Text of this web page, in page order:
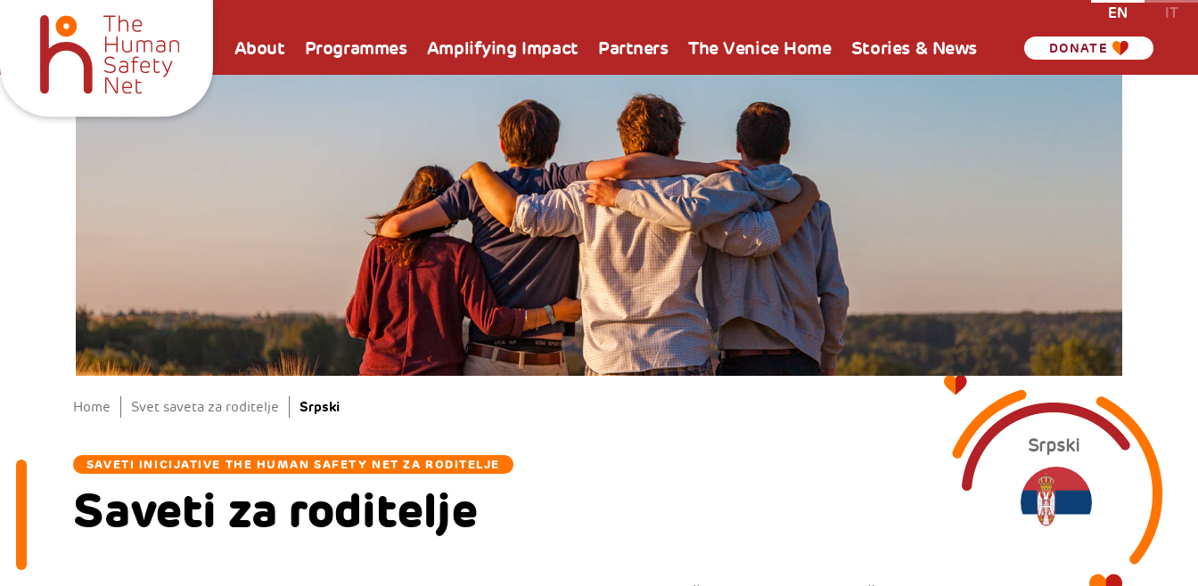
About Programmes Amplifying Impact Partners The Venice Home Stories & News DONATE
EN IT
Home Svet saveta za roditelje Srpski
SAVETI INICIJATIVE THE HUMAN SAFETY NET ZA RODITELJE
Saveti za roditelje
Srpski